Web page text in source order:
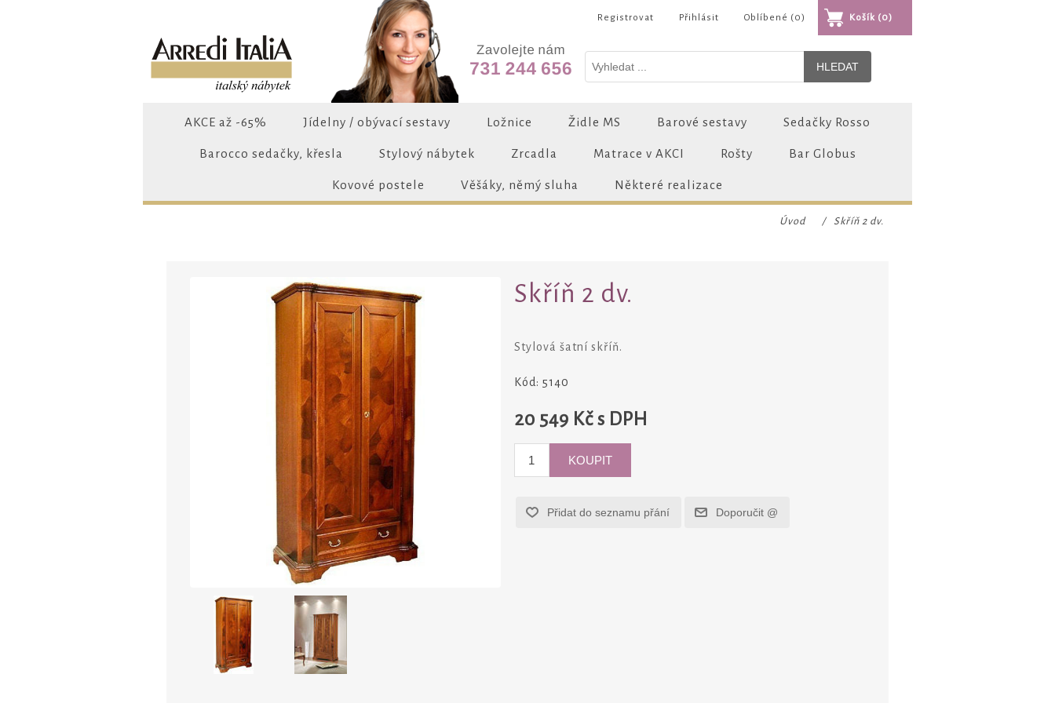
Registrovat Přihlásit Oblíbené (0) Košík (0)
AKCE až -65% Jídelny / obývací sestavy Ložnice Židle MS Barové sestavy Sedačky Rosso
Barocco sedačky, křesla Stylový nábytek Zrcadla Matrace v AKCI Rošty Bar Globus
Kovové postele Věšáky, němý sluha Některé realizace
Úvod / Skříň 2 dv.
Skříň 2 dv.
Stylová šatní skříň.
Kód: 5140
20 549 Kč s DPH